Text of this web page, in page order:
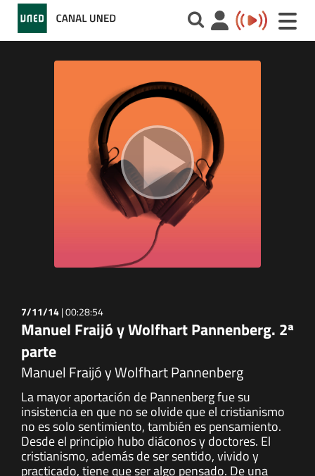
Toggle
7/11/14|00:28:54
Manuel Fraijó y Wolfhart Pannenberg. 2ª
parte
Manuel Fraijó y Wolfhart Pannenberg
La mayor aportación de Pannenberg fue su
insistencia en que no se olvide que el cristianismo
no es solo sentimiento, también es pensamiento.
Desde el principio hubo diáconos y doctores. El
cristianismo, además de ser sentido, vivido y
practicado, tiene que ser algo pensado. De una